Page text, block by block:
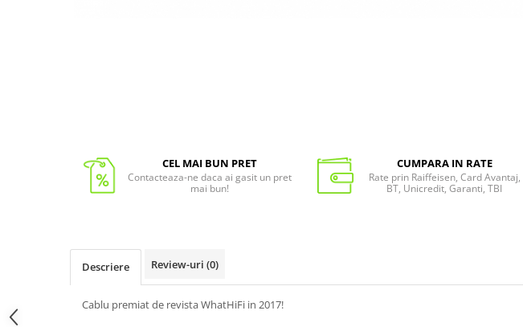
CEL MAI BUN PRET
Contacteaza-ne daca ai gasit un pret
mai bun!
CUMPARA IN RATE
Rate prin Raiffeisen, Card Avantaj,
BT, Unicredit, Garanti, TBI
Descriere Review-uri (0)
Cablu premiat de revista WhatHiFi in 2017!